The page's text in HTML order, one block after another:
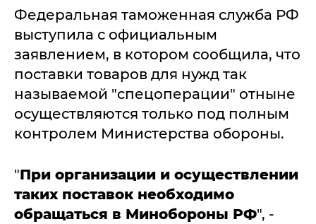
Федеральная таможенная служба РФ
выступила с официальным
заявлением, в котором сообщила, что
поставки товаров для нужд так
называемой "спецоперации" отныне
осуществляются только под полным
контролем Министерства обороны.
"При организации и осуществлении
таких поставок необходимо
обращаться в Минобороны РФ", -